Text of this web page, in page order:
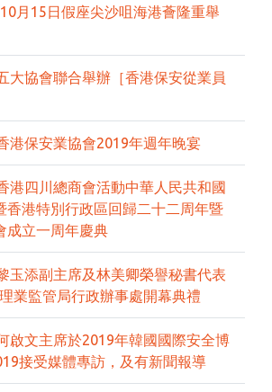
月15日假座尖沙咀海港薈隆重舉
大協會聯合舉辦［香港保安從業員
港保安業協會2019年週年晚宴
港四川總商會活動中華人民共和國
香港特別行政區回歸二十二周年暨
成立一周年慶典
玉添副主席及林美卿榮譽秘書代表
業監管局行政辦事處開幕典禮
啟文主席於2019年韓國國際安全博
接受媒體專訪，及有新聞報導